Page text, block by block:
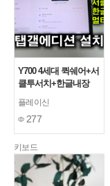
Y700 4세대 퀵쉐어+서
클투서치+한글내장
디션 롬 설치방법 / 능
력자의 LTBOX
플레이신
277
키보드